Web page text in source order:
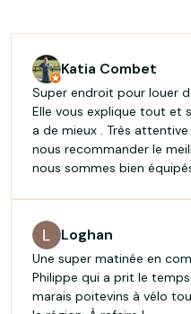
Katia Combet
Super endroit pour louer
Elle vous explique tout et
a de mieux . Très
nous recommander le
nous sommes bien
bien acceulli par un Mr
seulement de récupérer
votre visite et à votre ressentie.
adorables. Je recommande à fond . Et vraiment c est
magnifique à faire 😊👍
Loghan
Une super matinée en
Philippe qui a prit le
marais poitevins à vélo